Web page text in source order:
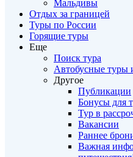
Мальдивы
Отдых за границей
Туры по России
Горящие туры
Еще
Поиск тура
Автобусные туры
Другое
Публикации
Бонусы для
Тур в
Вакансии
Раннее
Важная